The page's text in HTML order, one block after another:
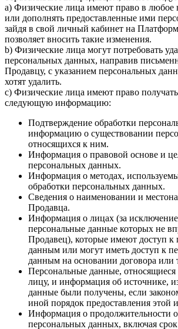
a) Физические лица имеют право в любое
или дополнять предоставленные ими
зайдя в свой личный кабинет на
позволяет вносить такие изменения.
b) Физические лица могут потребовать
персональных данных, направив
Продавцу, с указанием персональных
хотят удалить.
c) Физические лица имеют право
следующую информацию:
Подтверждение обработки
информацию о существовании
относящихся к ним.
Информация о правовой основе и
персональных данных.
Информация о методах,
обработки персональных данных.
Сведения о наименовании и
Продавца.
Информация о лицах (за
персональные данные которых не
Продавец), которые имеют доступ к
данным или могут иметь доступ к
данным на основании договора или
Персональные данные, относящиеся
лицу, и информация об источнике,
данные были получены, если
иной порядок предоставления этой
Информация о продолжительности
персональных данных, включая